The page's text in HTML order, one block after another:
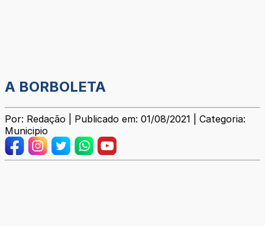
A BORBOLETA
Por: Redação | Publicado em: 01/08/2021 | Categoria:
Municipio